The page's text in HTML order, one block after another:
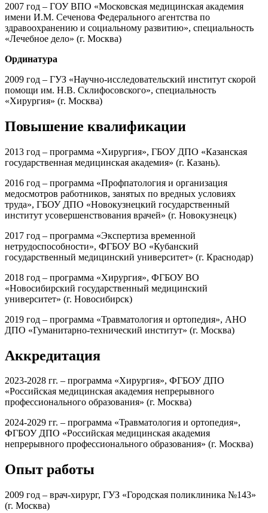
2007 год – ГОУ ВПО «Московская медицинская академия
имени И.М. Сеченова Федерального агентства по
здравоохранению и социальному развитию», специальность
«Лечебное дело» (г. Москва)
Ординатура
2009 год – ГУЗ «Научно-исследовательский институт скорой
помощи им. Н.В. Склифосовского», специальность
«Хирургия» (г. Москва)
Повышение квалификации
2013 год – программа «Хирургия», ГБОУ ДПО «Казанская
государственная медицинская академия» (г. Казань).
2016 год – программа «Профпатология и организация
медосмотров работников, занятых по вредных условиях
труда», ГБОУ ДПО «Новокузнецкий государственный
институт усовершенствования врачей» (г. Новокузнецк)
2017 год – программа «Экспертиза временной
нетрудоспособности», ФГБОУ ВО «Кубанский
государственный медицинский университет» (г. Краснодар)
2018 год – программа «Хирургия», ФГБОУ ВО
«Новосибирский государственный медицинский
университет» (г. Новосибирск)
2019 год – программа «Травматология и ортопедия», АНО
ДПО «Гуманитарно-технический институт» (г. Москва)
Аккредитация
2023-2028 гг. – программа «Хирургия», ФГБОУ ДПО
«Российская медицинская академия непрерывного
профессионального образования» (г. Москва)
2024-2029 гг. – программа «Травматология и ортопедия»,
ФГБОУ ДПО «Российская медицинская академия
непрерывного профессионального образования» (г. Москва)
Опыт работы
2009 год – врач-хирург, ГУЗ «Городская поликлиника №143»
(г. Москва)